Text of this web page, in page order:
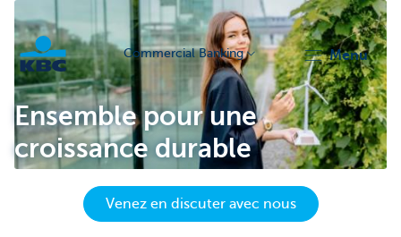
KBC
Commercial Banking menu
Ensemble pour une
croissance durable
Venez en discuter avec nous